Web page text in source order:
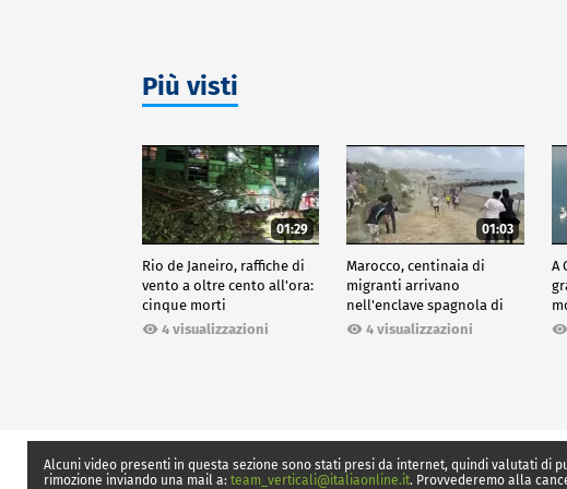
Più visti
01:29
Rio de Janeiro, raffiche di
vento a oltre cento all'ora:
cinque morti
4 visualizzazioni
01:03
Marocco, centinaia di
migranti arrivano
nell'enclave spagnola di
Ceuta4 visualizzazioni
A
Alcuni video presenti in questa sezione sono stati presi da internet, quindi valutati di
rimozione inviando una mail a: team_verticali@italiaonline.it. Provvederemo alla